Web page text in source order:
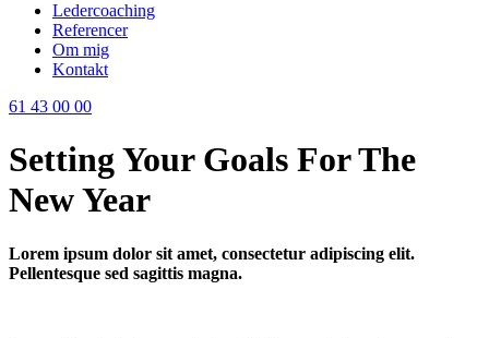
Ledercoaching
Referencer
Om mig
Kontakt
61 43 00 00
Setting Your Goals For The
New Year
Lorem ipsum dolor sit amet, consectetur adipiscing elit.
Pellentesque sed sagittis magna.